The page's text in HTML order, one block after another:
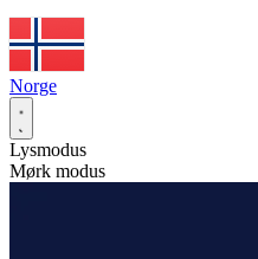
Norge
Lysmodus
Mørk modus